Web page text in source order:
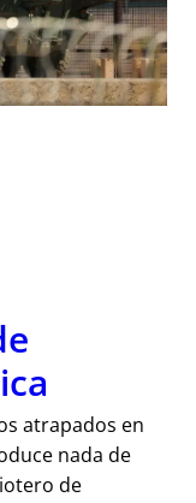
atrapados en
nada de
de